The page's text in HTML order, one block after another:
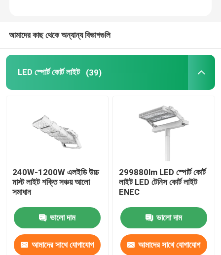
আমাদের কাছ থেকে অন্যান্য বিভাগগুলি
LED স্পোর্ট কোর্ট লাইট (39)
240W-1200W এলইডি উচ্চ
মাস্ট লাইট শক্তি সঞ্চয় আলো
সমাধান
ভালো দাম
আমাদের সাথে যোগাযোগ
299880lm LED স্পোর্ট কোর্ট
লাইট LED টেনিস কোর্ট লাইট
ENEC
ভালো দাম
আমাদের সাথে যোগাযোগ